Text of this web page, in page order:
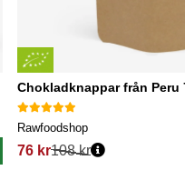
Chokladknappar från Peru
Rawfoodshop
76 kr108 kr